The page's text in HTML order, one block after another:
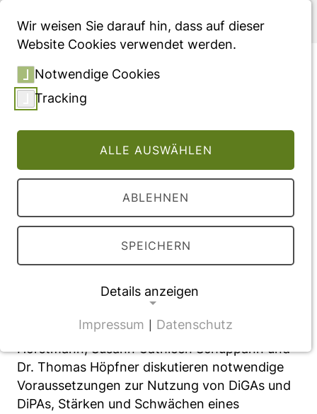
Menü
Digitale Gesundheits- und
Pflegeanwendungen -
Chancen, Voraussetzungen
und Hemmnisse der
Digitalisierung für das
Gesundheitswesen und die
Pflege
Beitrag, veröffentlicht in "Krankenkassen- und
Pflegekassenmanagement", herausgegeben
Springer Gabler
Franziska Stutzer, Dr. Carsta Militzer-
Horstmann, Susann Cathleen Schuppann und
Dr. Thomas Höpfner diskutieren notwendige
Voraussetzungen zur Nutzung von DiGAs und
DiPAs, Stärken und Schwächen eines
Wir weisen Sie darauf hin, dass auf dieser
Website Cookies verwendet werden.
Notwendige Cookies
Tracking
ALLE AUSWÄHLEN
ABLEHNEN
SPEICHERN
Details anzeigen
NOTWENDIGE COOKIES
CMS Cookie
Name:
fe_typo_user
Impressum Datenschutz